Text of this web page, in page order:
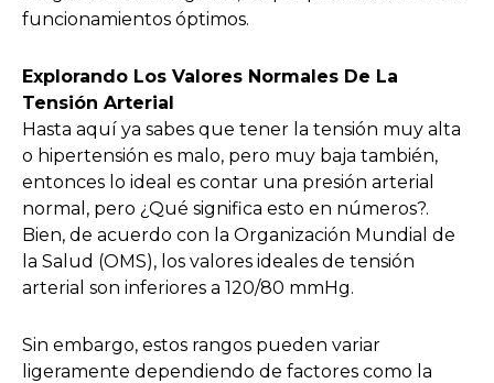
funcionamientos óptimos.
Explorando Los Valores Normales De La
Tensión Arterial
Hasta aquí ya sabes que tener la tensión muy alta
o hipertensión es malo, pero muy baja también,
entonces lo ideal es contar una presión arterial
normal, pero ¿Qué significa esto en números?.
Bien, de acuerdo con la Organización Mundial de
la Salud (OMS), los valores ideales de tensión
arterial son inferiores a 120/80 mmHg.
Sin embargo, estos rangos pueden variar
ligeramente dependiendo de factores como la